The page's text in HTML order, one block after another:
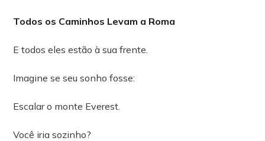
Todos os Caminhos Levam a Roma
E todos eles estão à sua frente.
Imagine se seu sonho fosse:
Escalar o monte Everest.
Você iria sozinho?